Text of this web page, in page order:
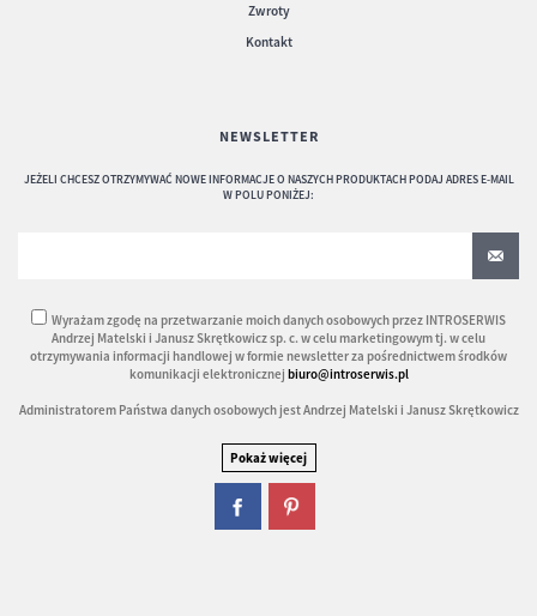
Zwroty
Kontakt
NEWSLETTER
JEŻELI CHCESZ OTRZYMYWAĆ NOWE INFORMACJE O NASZYCH PRODUKTACH PODAJ ADRES E-MAIL
W POLU PONIŻEJ:
Wyrażam zgodę na przetwarzanie moich danych osobowych przez INTROSERWIS
Andrzej Matelski i Janusz Skrętkowicz sp. c. w celu marketingowym tj. w celu
otrzymywania informacji handlowej w formie newsletter za pośrednictwem środków
komunikacji elektronicznej biuro@introserwis.pl
Administratorem Państwa danych osobowych jest Andrzej Matelski i Janusz Skrętkowicz